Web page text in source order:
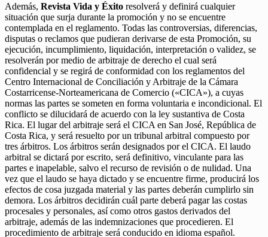
Además, Revista Vida y Éxito resolverá y definirá cualquier
situación que surja durante la promoción y no se encuentre
contemplada en el reglamento. Todas las controversias, diferencias,
disputas o reclamos que pudieran derivarse de esta Promoción, su
ejecución, incumplimiento, liquidación, interpretación o validez, se
resolverán por medio de arbitraje de derecho el cual será
confidencial y se regirá de conformidad con los reglamentos del
Centro Internacional de Conciliación y Arbitraje de la Cámara
Costarricense-Norteamericana de Comercio («CICA»), a cuyas
normas las partes se someten en forma voluntaria e incondicional. El
conflicto se dilucidará de acuerdo con la ley sustantiva de Costa
Rica. El lugar del arbitraje será el CICA en San José, República de
Costa Rica, y será resuelto por un tribunal arbitral compuesto por
tres árbitros. Los árbitros serán designados por el CICA. El laudo
arbitral se dictará por escrito, será definitivo, vinculante para las
partes e inapelable, salvo el recurso de revisión o de nulidad. Una
vez que el laudo se haya dictado y se encuentre firme, producirá los
efectos de cosa juzgada material y las partes deberán cumplirlo sin
demora. Los árbitros decidirán cuál parte deberá pagar las costas
procesales y personales, así como otros gastos derivados del
arbitraje, además de las indemnizaciones que procedieren. El
procedimiento de arbitraje será conducido en idioma español.